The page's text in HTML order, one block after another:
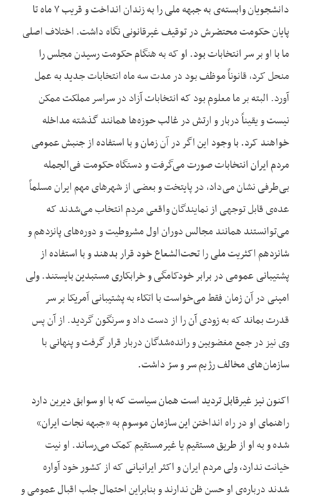
دانشجویان وابسته‌‌ی به جبهه ملی را به زندان انداخت و قریب ۷ ماه تا
پایان حکومت محتضرش در توقیف غیرقانونی نگاه داشت. اختلاف اصلی
ما با او بر سر انتخابات بود. او که به هنگام حکومت رسیدن مجلس را
منحل کرد، قانوناً موظف بود در مدت سه ماه انتخابات جدید به عمل
آورد. البته بر ما معلوم بود که انتخابات آزاد در سراسر مملکت ممکن
نیست و یقیناً دربار و ارتش در غالب حوزه‌‌ها همانند گذشته مداخله
خواهند کرد. با وجود این اگر در آن زمان و با استفاده از جنبش عمومی
مردم ایران انتخابات صورت می‌‌گرفت و دستگاه حکومت فی‌‌الجمله
بی‌‌طرفی نشان می‌‌داد، در پایتخت و بعضی از شهرهای مهم ایران مسلماً
عده‌‌ی قابل توجهی از نمایندگان واقعی مردم انتخاب می‌‌شدند که
می‌‌توانستند همانند مجالس دوران اول مشروطیت و دوره‌‌های پانزدهم و
شانزدهم اکثریت ملی را تحت‌‌الشعاع خود قرار بدهند و با استفاده از
پشتیبانی عمومی در برابر خودکامگی و خرابکاری مستبدین بایستند. ولی
امینی در آن زمان فقط می‌‌خواست با اتکاء به پشتیبانی آمریکا بر سر
قدرت بماند که به زودی آن را از دست داد و سرنگون گردید. از آن پس
وی نیز در جمع مغضوبین و رانده‌‌شدگان دربار قرار گرفت و پنهانی با
سازمان‌‌های مخالف رژیم سر و سرّ داشت.
اکنون نیز غیرقابل تردید است همان سیاست که با او سوابق دیرین دارد
راهنمای او در راه انداختن این سازمان موسوم به «جبهه نجات ایران»
شده و به او از طریق مستقیم یا غیرمستقیم کمک می‌‌رساند. او نیت
خیانت ندارد، ولی مردم ایران و اکثر ایرانیانی که از کشور خود آواره
شدند درباره‌‌ی او حسن ظن ندارند و بنابراین احتمال جلب اقبال عمومی و